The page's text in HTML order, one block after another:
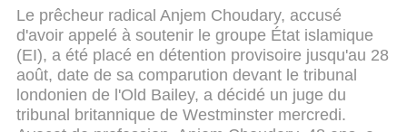
Le prêcheur radical Anjem Choudary, accusé
d'avoir appelé à soutenir le groupe État islamique
(EI), a été placé en détention provisoire jusqu'au 28
août, date de sa comparution devant le tribunal
londonien de l'Old Bailey, a décidé un juge du
tribunal britannique de Westminster mercredi.